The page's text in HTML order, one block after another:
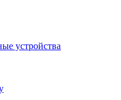
устройства